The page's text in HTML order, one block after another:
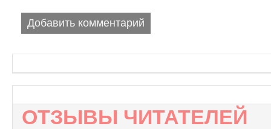
Добавить комментарий
ОТЗЫВЫ ЧИТАТЕЛЕЙ